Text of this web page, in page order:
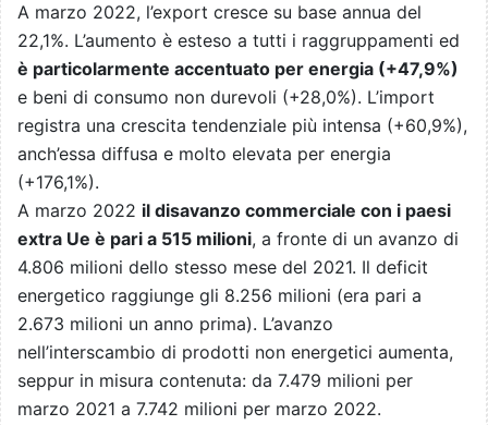
A marzo 2022, l’export cresce su base annua del
22,1%. L’aumento è esteso a tutti i raggruppamenti ed
è particolarmente accentuato per energia (+47,9%)
e beni di consumo non durevoli (+28,0%). L’import
registra una crescita tendenziale più intensa (+60,9%),
anch’essa diffusa e molto elevata per energia
(+176,1%).
A marzo 2022 il disavanzo commerciale con i paesi
extra Ue è pari a 515 milioni, a fronte di un avanzo di
4.806 milioni dello stesso mese del 2021. Il deficit
energetico raggiunge gli 8.256 milioni (era pari a
2.673 milioni un anno prima). L’avanzo
nell’interscambio di prodotti non energetici aumenta,
seppur in misura contenuta: da 7.479 milioni per
marzo 2021 a 7.742 milioni per marzo 2022.